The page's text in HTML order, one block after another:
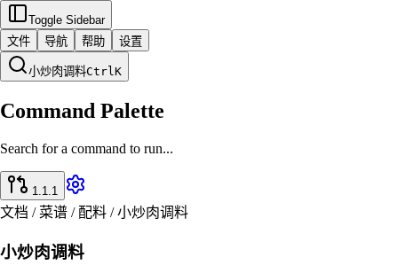
Toggle Sidebar
文件
导航 帮助 设置
小炒肉调料CtrlK
Command Palette
Search for a command to run...
1.1.1
文档 / 菜谱 / 配料 / 小炒肉调料
小炒肉调料